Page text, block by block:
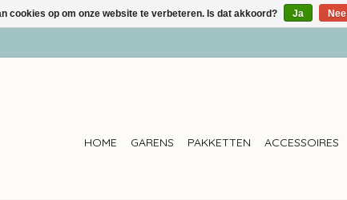
HOME GARENS PAKKETTEN ACCESSOIRES
cookies op om onze website te verbeteren. Is dat akkoord? Ja Nee